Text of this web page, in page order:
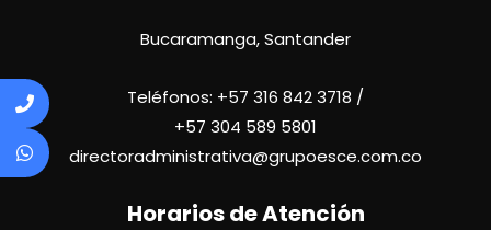
Bucaramanga, Santander
Teléfonos: +57 316 842 3718 /
+57 304 589 5801
directoradministrativa@grupoesce.com.co
Horarios de Atención